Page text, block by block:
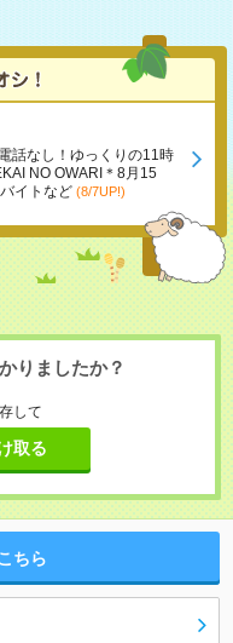
話なし！ゆっくりの11時
NO OWARI＊8月15
イトなど (8/7UP!)
りましたか？
して
取る
ちら